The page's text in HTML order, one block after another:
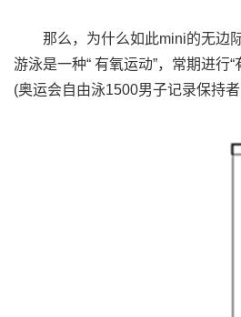
那么，为什么如此mini的无边际
游泳是一种“ 有氧运动”，常期进
(奥运会自由泳1500男子记录保持